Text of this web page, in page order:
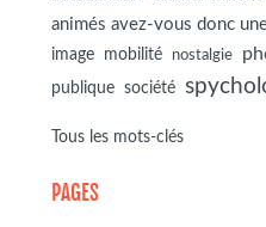
animés avez-vous donc
image mobilité nostalgie
publique
société
Tous les mots-clés
PAGES